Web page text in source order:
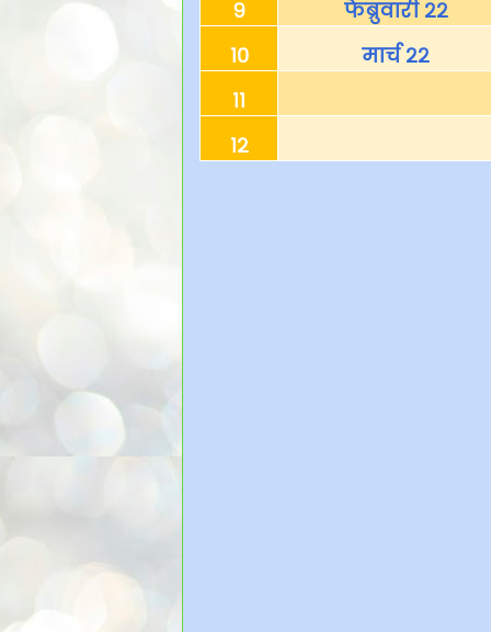
९
फेब्रुवारी २२
१०
मार्च २२
११
१२